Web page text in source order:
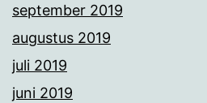
september 2019
augustus 2019
juli 2019
juni 2019